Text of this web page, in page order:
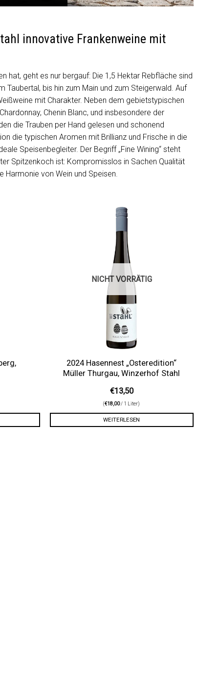
innovative Frankenweine mit
hat, geht es nur bergauf: Die 1,5 Hektar Rebfläche sind
bis hin zum Main und zum Steigerwald. Auf
mit Charakter. Neben dem gebietstypischen
Chenin Blanc, und insbesondere der
die Trauben per Hand gelesen und schonend
die typischen Aromen mit Brillianz und Frische in die
Speisenbegleiter. Der Begriff „Fine Wining“ steht
Spitzenkoch ist: Kompromisslos in Sachen Qualität
von Wein und Speisen.
NICHT VORRÄTIG
2024 Hasennest „Osteredition“
Müller Thurgau, Winzerhof Stahl
€13,50
(€18,00/ 1 Liter)
WEITERLESEN